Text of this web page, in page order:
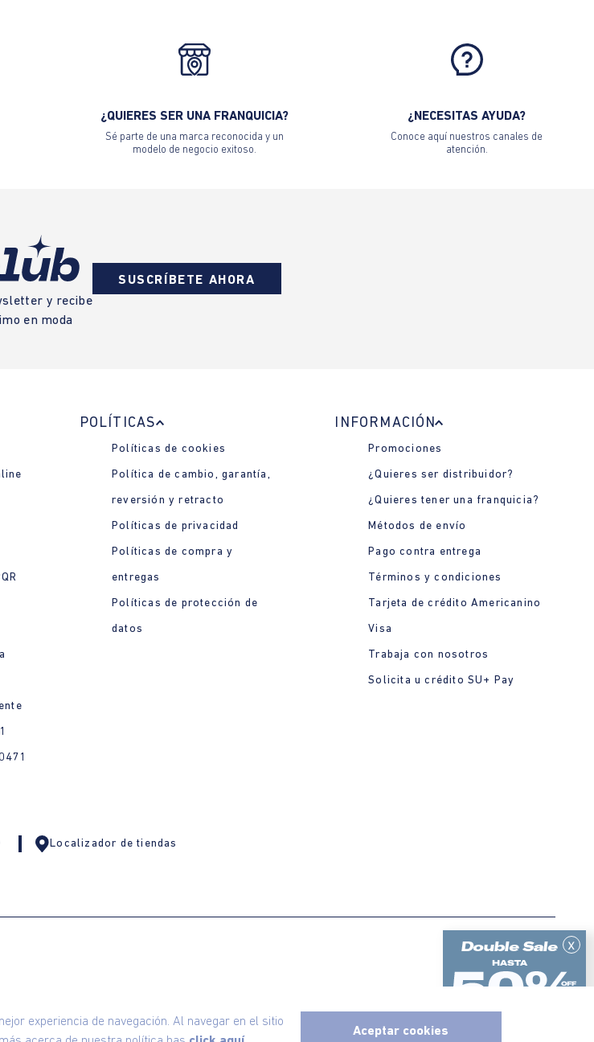
x
experiencia de navegación. Al navegar en el sitio
Aceptar cookies
¿QUIERES SER UNA FRANQUICIA?
Sé parte de una marca reconocida y un
modelo de negocio exitoso.
¿NECESITAS AYUDA?
Conoce aquí nuestros canales de
atención.
y recibe
en moda
SUSCRÍBETE AHORA
POLÍTICAS
Políticas de cookies
Política de cambio, garantía,
reversión y retracto
Políticas de privacidad
Políticas de compra y
entregas
Políticas de protección de
datos
INFORMACIÓN
Promociones
¿Quieres ser distribuidor?
¿Quieres tener una franquicia?
Métodos de envío
Pago contra entrega
Términos y condiciones
Tarjeta de crédito Americanino
Visa
Trabaja con nosotros
Solicita u crédito SU+ Pay
Localizador de tiendas